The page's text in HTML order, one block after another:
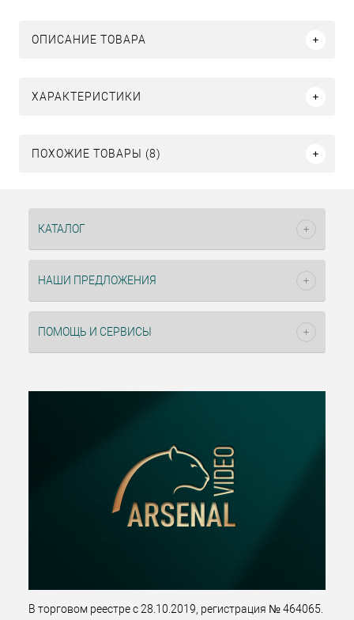
ОПИСАНИЕ ТОВАРА
ХАРАКТЕРИСТИКИ
ПОХОЖИЕ ТОВАРЫ (8)
КАТАЛОГ
НАШИ ПРЕДЛОЖЕНИЯ
ПОМОЩЬ И СЕРВИСЫ
В торговом реестре с 28.10.2019, регистрация № 464065.